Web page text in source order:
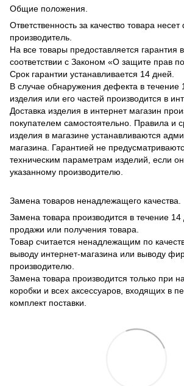
Общие положения.
Ответственность за качество товара
производитель.
На все товары предоставляется гарантия
соответствии с Законом «О защите прав
Срок гарантии устанавливается 14 дней.
В случае обнаружения дефекта в течение
изделия или его частей производится в
Доставка изделия в интернет магазин
покупателем самостоятельно. Правила и
изделия в магазине устанавливаются
магазина. Гарантией не
техническим параметрам изделий, если
указанному производителю.
Замена товаров ненадлежащего качества.
Замена товара производится в течение
продажи или получения товара.
Товар считается ненадлежащим по
выводу интернет-магазина или выводу
производителю.
Замена товара производится только при
коробки и всех аксессуаров, входящих в
комплект поставки.